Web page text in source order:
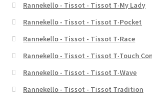
Rannekello - Tissot - Tissot T-My Lady
Rannekello - Tissot - Tissot T-Pocket
Rannekello - Tissot - Tissot T-Race
Rannekello - Tissot - Tissot T-Touch
Rannekello - Tissot - Tissot T-Wave
Rannekello - Tissot - Tissot Tradition